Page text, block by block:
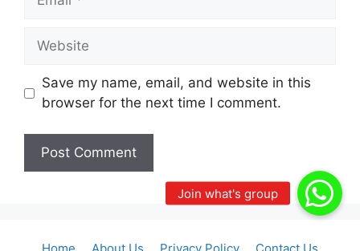
Website
Save my name, email, and website in this
browser for the next time I comment.